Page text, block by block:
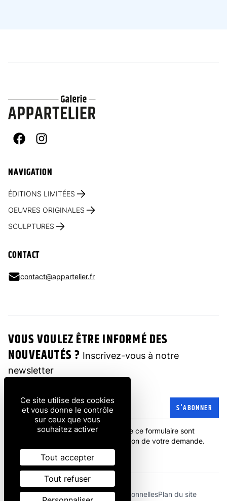
FacebookInstagram
NAVIGATION
ÉDITIONS LIMITÉES
OEUVRES ORIGINALES
SCULPTURES
CONTACT
contact@appartelier.fr
VOUS VOULEZ ÊTRE INFORMÉ DES
NOUVEAUTÉS ? Inscrivez-vous à notre
newsletter
Adresse e-mail S'ABONNER
Les informations recueillies à partir de ce formulaire sont
transmises à l'entreprise pour la gestion de votre demande.
politique de confidentialité.
Mentions légalesDonnées personnellesPlan du site
Ce site utilise des cookies
et vous donne le contrôle
sur ceux que vous
souhaitez activer
Tout accepter
Tout refuser